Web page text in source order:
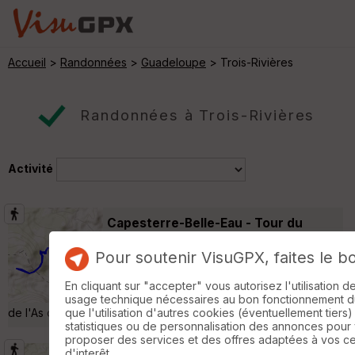
Accueil > Randonnées > Guadeloupe > Trois-Rivières
Randonnées à Trois-Rivières
Activité
Capesterre-Belle-Eau - Tour du
Départ depuis le parking du Grand Etang.
Tour du Grand Etang et A/R jusqu'à l'Etang
de l'As de Pique »
Pour soutenir VisuGPX, faites le
En cliquant sur "accepter" vous autorisez l'utilisation
usage technique nécessaires au bon fonctionnement
que l'utilisation d'autres cookies (éventuellement
statistiques ou de personnalisation des annonces pour
proposer des services et des offres adaptées à vos